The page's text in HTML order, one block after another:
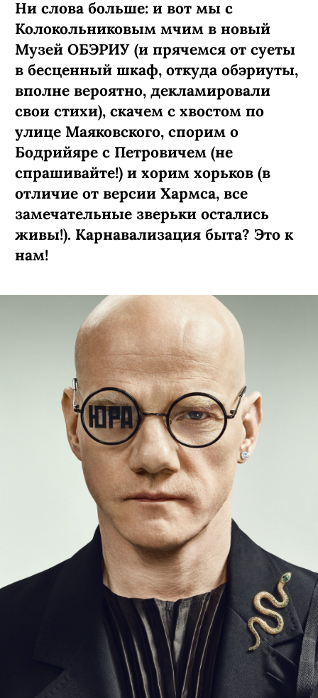
Ни слова больше: и вот мы с
Колокольниковым мчим в новый
Музей ОБЭРИУ (и прячемся от суеты
в бесценный шкаф, откуда обэриуты,
вполне вероятно, декламировали
свои стихи), скачем с хвостом по
улице Маяковского, спорим о
Бодрийяре с Петровичем (не
спрашивайте!) и хорим хорьков (в
отличие от версии Хармса, все
замечательные зверьки остались
живы!). Карнавализация быта? Это к
нам!